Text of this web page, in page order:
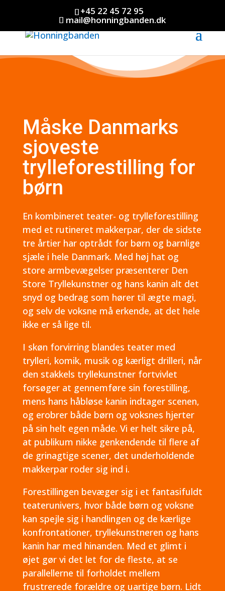
+45 22 45 72 95
mail@honningbanden.dk
Måske Danmarks
sjoveste
trylleforestilling for
børn
En kombineret teater- og trylleforestilling
med et rutineret makkerpar, der de sidste
tre årtier har optrådt for børn og barnlige
sjæle i hele Danmark. Med høj hat og
store armbevægelser præsenterer Den
Store Tryllekunstner og hans kanin alt det
snyd og bedrag som hører til ægte magi,
og selv de voksne må erkende, at det hele
ikke er så lige til.
I skøn forvirring blandes teater med
trylleri, komik, musik og kærligt drilleri, når
den stakkels tryllekunstner fortvivlet
forsøger at gennemføre sin forestilling,
mens hans håbløse kanin indtager scenen,
og erobrer både børn og voksnes hjerter
på sin helt egen måde. Vi er helt sikre på,
at publikum nikke genkendende til flere af
de grinagtige scener, det underholdende
makkerpar roder sig ind i.
Forestillingen bevæger sig i et fantasifuldt
teaterunivers, hvor både børn og voksne
kan spejle sig i handlingen og de kærlige
konfrontationer, tryllekunstneren og hans
kanin har med hinanden. Med et glimt i
øjet gør vi det let for de fleste, at se
parallellerne til forholdet mellem
frustrerede forældre og uartige børn. Lidt